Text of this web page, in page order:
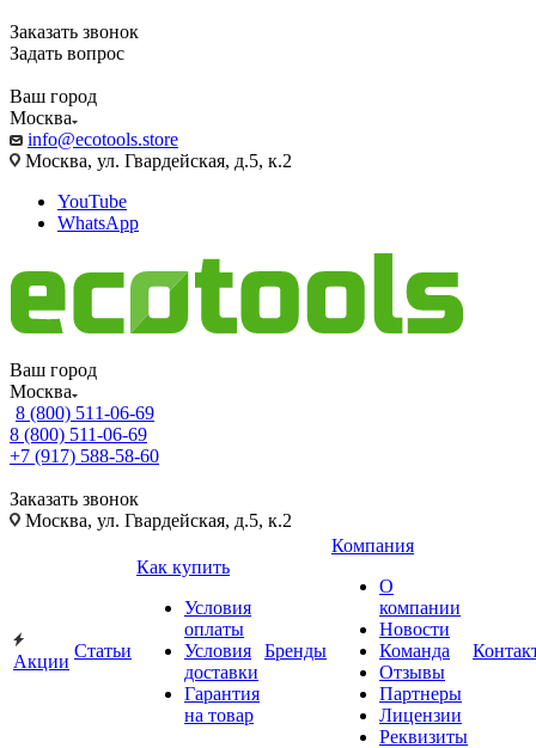
Заказать звонок
Задать вопрос
Ваш город
Москва
info@ecotools.store
Москва, ул. Гвардейская, д.5, к.2
YouTube
WhatsApp
Ваш город
Москва
8 (800) 511-06-69
8 (800) 511-06-69
+7 (917) 588-58-60
Заказать звонок
Москва, ул. Гвардейская, д.5, к.2
Акции
Статьи
Как купить
Условия
оплаты
Условия
доставки
Гарантия
на товар
Бренды
Компания
О
компании
Новости
Команда
Отзывы
Партнеры
Лицензии
Реквизиты